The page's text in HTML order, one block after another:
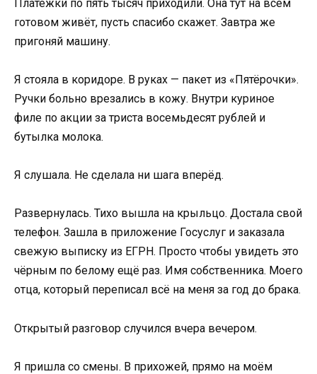
Платёжки по пять тысяч приходили. Она тут на всём
готовом живёт, пусть спасибо скажет. Завтра же
пригоняй машину.
Я стояла в коридоре. В руках — пакет из «Пятёрочки».
Ручки больно врезались в кожу. Внутри куриное
филе по акции за триста восемьдесят рублей и
бутылка молока.
Я слушала. Не сделала ни шага вперёд.
Развернулась. Тихо вышла на крыльцо. Достала свой
телефон. Зашла в приложение Госуслуг и заказала
свежую выписку из ЕГРН. Просто чтобы увидеть это
чёрным по белому ещё раз. Имя собственника. Моего
отца, который переписал всё на меня за год до брака.
Открытый разговор случился вчера вечером.
Я пришла со смены. В прихожей, прямо на моём